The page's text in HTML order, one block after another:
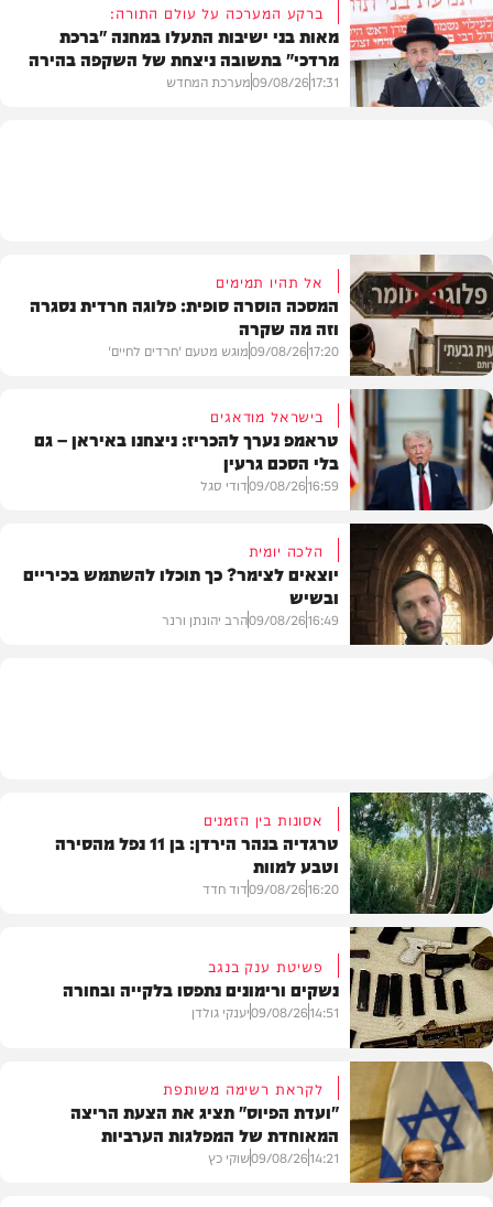
פוליטי
ברקע המערכה על עולם התורה:
מאות בני ישיבות התעלו במחנה "ברכת
מרדכי" בתשובה ניצחת של השקפה בהירה
17:31
09/08/26מערכת המחדש
דעות
אל תהיו תמימים
המסכה הוסרה סופית: פלוגה חרדית נסגרה
וזה מה שקרה
17:20
09/08/26מוגש מטעם 'חרדים לחיים'
בעולם
בישראל מודאגים
טראמפ נערך להכריז: ניצחנו באיראן – גם
בלי הסכם גרעין
16:59
09/08/26דודי סגל
הלכה יומית
יוצאים לצימר? כך תוכלו להשתמש בכיריים
ובשיש
16:49
09/08/26הרב יהונתן ורנר
בארץ
אסונות בין הזמנים
טרגדיה בנהר הירדן: בן 11 נפל מהסירה
וטבע למוות
16:20
09/08/26דוד חדד
משטרה
פשיטת ענק בנגב
נשקים ורימונים נתפסו בלקייה ובחורה
14:51
09/08/26יענקי גולדן
לקראת רשימה משותפת
"ועדת הפיוס" תציג את הצעת הריצה
המאוחדת של המפלגות הערביות
14:21
09/08/26שוקי כץ